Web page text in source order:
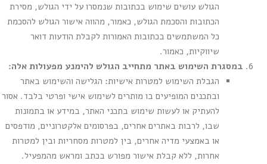
הגולש עושים שימוש בכתובות שנמסרו על ידי הגולש, מסירת
הכתובות והסכמת הגולש, כאמור, מהווה אישור הגולש להסכמת
כל המשתמשים בכתובות האמורות לקבלת הודעות דואר
שיווקיות, כאמור.
במסגרת השימוש באתר מתחייב הגולש להימנע מפעולות אלה:
הגבלת השימוש למטרות אישיות: הגלישה והשימוש באתר
ובתכנים המופיעים בו מותרים לשימוש אישי ופרטי בלבד. אסור
להעתיק או לעשות שימוש בתכני האתר, במידע או בתמונות
שבו, לרבות באתרים אחרים, בפרסומים אלקטרוניים, מודפסים
או באמצעי מדיה אחרים, בין למטרות מסחריות ובין למטרות
אחרות, ללא קבלת אישור מפורש בכתב ומראש מהמפעיל.